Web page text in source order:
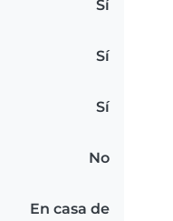
Sí
Sí
Sí
No
En casa de